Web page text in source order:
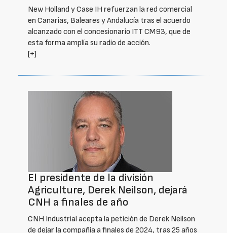
New Holland y Case IH refuerzan la red comercial
en Canarias, Baleares y Andalucía tras el acuerdo
alcanzado con el concesionario ITT CM93, que de
esta forma amplía su radio de acción.
[+]
El presidente de la división
Agriculture, Derek Neilson, dejará
CNH a finales de año
CNH Industrial acepta la petición de Derek Neilson
de dejar la compañía a finales de 2024, tras 25 años